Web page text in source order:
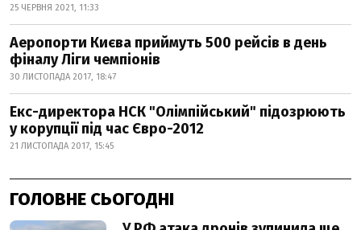
25 ЧЕРВНЯ 2021, 11:33
Аеропорти Києва приймуть 500 рейсів в день
фіналу Ліги чемпіонів
30 ЛИСТОПАДА 2017, 18:47
Екс-директора НСК "Олімпійський" підозрюють
у корупції під час Євро-2012
21 ЛИСТОПАДА 2017, 15:45
ГОЛОВНЕ СЬОГОДНІ